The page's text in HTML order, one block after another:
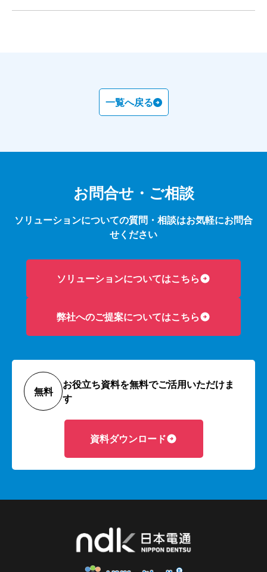
一覧へ戻る
お問合せ・ご相談
ソリューションについての質問・相談はお気軽にお問合
せください
ソリューションについてはこちら
弊社へのご提案についてはこちら
無料
お役立ち資料を無料でご活用いただけま
す
資料ダウンロード